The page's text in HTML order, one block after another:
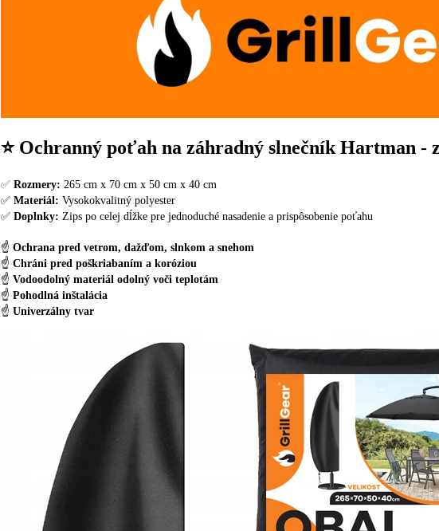
⭐ Ochranný poťah na záhradný slnečník Hartman -
✅ Rozmery: 265 cm x 70 cm x 50 cm x 40 cm
✅ Materiál: Vysokokvalitný polyester
✅ Doplnky: Zips po celej dĺžke pre jednoduché nasadenie a prispôsobenie poťahu
☝️ Ochrana pred vetrom, dažďom, slnkom a snehom
☝️ Chráni pred poškriabaním a koróziou
☝️ Vodoodolný materiál odolný voči teplotám
☝️ Pohodlná inštalácia
☝️ Univerzálny tvar